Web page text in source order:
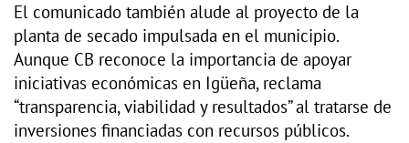
El comunicado también alude al proyecto de la
planta de secado impulsada en el municipio.
Aunque CB reconoce la importancia de apoyar
iniciativas económicas en Igüeña, reclama
“transparencia, viabilidad y resultados” al tratarse de
inversiones financiadas con recursos públicos.